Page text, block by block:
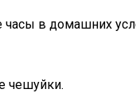
часы в домашних
чешуйки.